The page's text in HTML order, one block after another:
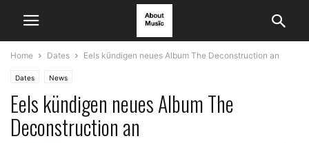
Home Dates Eels kündigen neues Album The Deconstruction an
Dates News
Eels kündigen neues Album The
Deconstruction an